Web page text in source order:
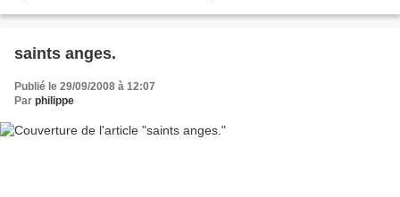
saints anges.
Publié le 29/09/2008 à 12:07
Par philippe